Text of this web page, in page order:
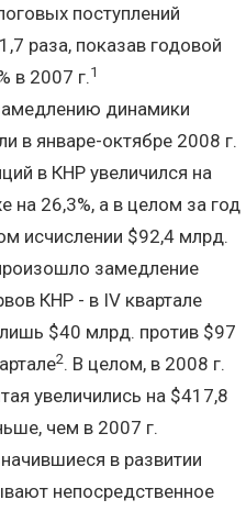
поступлений
раза, показав годовой
в 2007 г.1
динамики
в январе-октябре 2008 г.
в КНР увеличился на
на 26,3%, а в целом за год
исчислении $92,4 млрд.
замедление
КНР - в IV квартале
$40 млрд. против $97
2. В целом, в 2008 г.
увеличились на $417,8
чем в 2007 г.
в развитии
непосредственное